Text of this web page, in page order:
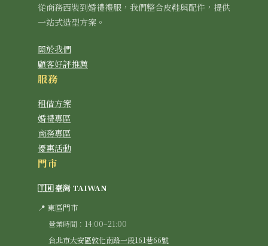
從商務西裝到婚禮禮服，我們整合皮鞋與配件，提供
一站式造型方案。
關於我們
顧客好評推薦
服務
租借方案
婚禮專區
商務專區
優惠活動
門市
🇹🇼 臺灣 TAIWAN
📍 東區門市
營業時間：14:00–21:00
台北市大安區敦化南路一段161巷66號